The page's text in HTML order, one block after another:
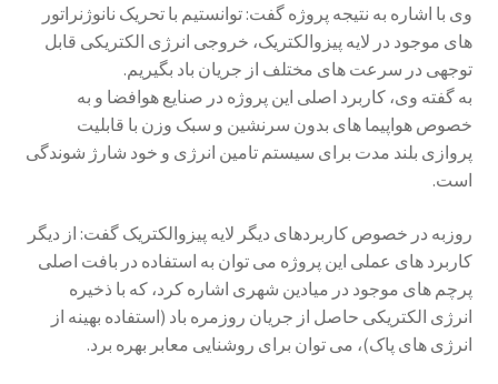
وی با اشاره به نتیجه پروژه گفت: توانستیم با تحریک نانوژنراتور
های موجود در لایه پیزوالکتریک، خروجی انرژی الکتریکی قابل
توجهی در سرعت های مختلف از جریان باد بگیریم.
به گفته وی، کاربرد اصلی این پروژه در صنایع هوافضا و به
خصوص هواپیما های بدون سرنشین و سبک وزن با قابلیت
پروازی بلند مدت برای سیستم تامین انرژی و خود شارژ شوندگی
است.
روزبه در خصوص کاربردهای دیگر لایه پیزوالکتریک گفت: از دیگر
کاربرد های عملی این پروژه می توان به استفاده در بافت اصلی
پرچم های موجود در میادین شهری اشاره کرد، که با ذخیره
انرژی الکتریکی حاصل از جریان روزمره باد (استفاده بهینه از
انرژی های پاک)، می توان برای روشنایی معابر بهره برد.